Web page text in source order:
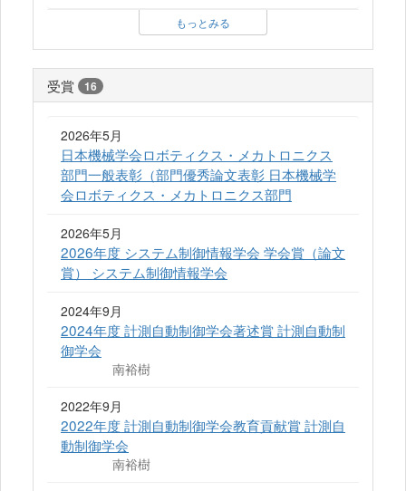
もっとみる
受賞 16
2026年5月
日本機械学会ロボティクス・メカトロニクス
部門一般表彰（部門優秀論文表彰 日本機械学
会ロボティクス・メカトロニクス部門
2026年5月
2026年度 システム制御情報学会 学会賞（論文
賞） システム制御情報学会
2024年9月
2024年度 計測自動制御学会著述賞 計測自動制
御学会
南裕樹
2022年9月
2022年度 計測自動制御学会教育貢献賞 計測自
動制御学会
南裕樹